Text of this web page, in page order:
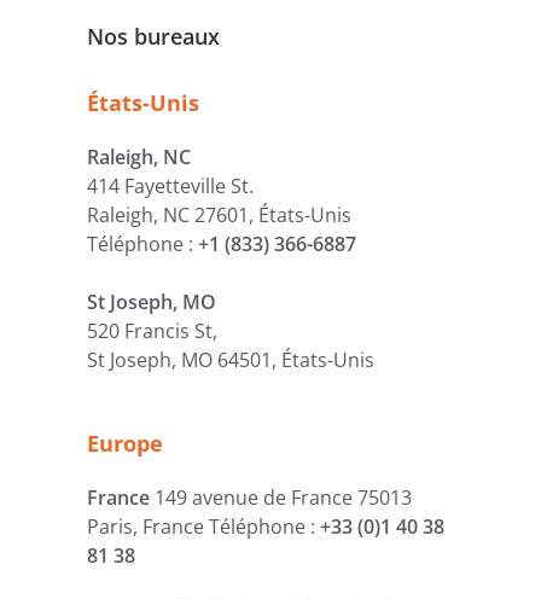
Nos bureaux
États-Unis
Raleigh, NC
414 Fayetteville St.
Raleigh, NC 27601, États-Unis
Téléphone :+1 (833) 366-6887
St Joseph, MO
520 Francis St,
St Joseph, MO 64501, États-Unis
Europe
France 149 avenue de France 75013
Paris, France Téléphone :+33 (0)1 40 38
81 38